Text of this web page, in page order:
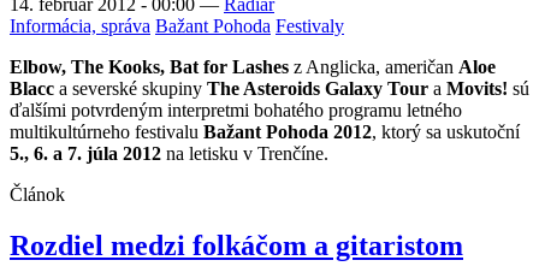
Informácia, správa Bažant Pohoda Festivaly
Elbow, The Kooks, Bat for Lashes z Anglicka, američan Aloe
Blacc a severské skupiny The Asteroids Galaxy Tour a Movits! sú
ďalšími potvrdeným interpretmi bohatého programu letného
multikultúrneho festivalu Bažant Pohoda 2012, ktorý sa uskutoční
5., 6. a 7. júla 2012 na letisku v Trenčíne.
Článok
Rozdiel medzi folkáčom a gitaristom